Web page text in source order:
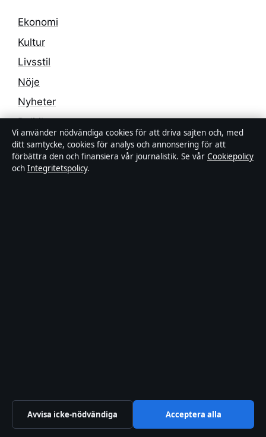
Ekonomi
Kultur
Livsstil
Nöje
Nyheter
Politik
Reportage
Samhälle & reglering
Liljeholmen Press Ltd.
Office 501, 28 Spyrou Kyprianou Avenue
Vi använder nödvändiga cookies för att driva sajten och, med
ditt samtycke, cookies för analys och annonsering för att
förbättra den och finansiera vår journalistik. Se vår Cookiepolicy
och Integritetspolicy.
Avvisa icke-nödvändiga Acceptera alla